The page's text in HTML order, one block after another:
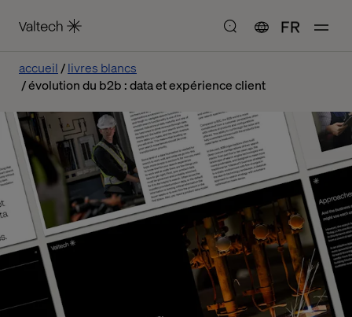
FR
accueil
livres blancs
évolution du b2b : data et expérience client